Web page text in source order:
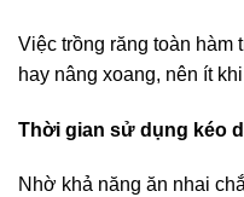
Việc trồng răng toàn
hay nâng xoang, nên ít
Thời gian sử dụng kéo
Nhờ khả năng ăn nhai